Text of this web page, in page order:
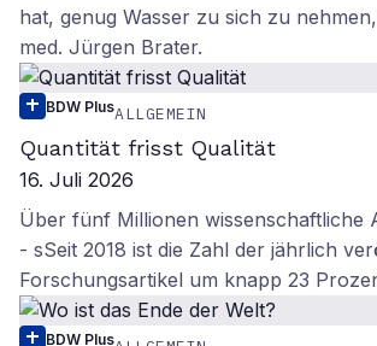
hat, genug Wasser zu sich zu
med. Jürgen Brater.
BDW PlusALLGEMEIN
Quantität frisst Qualität
16. Juli 2026
Über fünf Millionen wissenschaftliche
- sSeit 2018 ist die Zahl der jährlich
Forschungsartikel um knapp 23
BDW Plus